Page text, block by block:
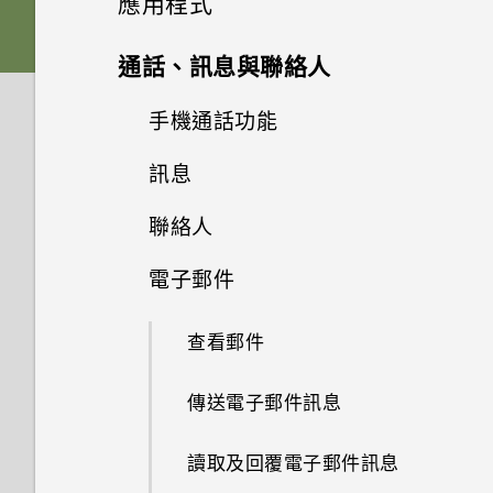
為何手機會自動關機？
手機異常過熱或溫度過高時該怎
麼辦？
為何？
如何查看手機內建的記憶體容量
式？
相片看起來模糊不清嗎？以下有
如何在郵件應用程式內登入我的
強制關閉？
如何知道我是否在手機上安裝了
惡意的第三方應用程式？
Google 相簿擁有與 HTC 相片
集一樣的功能嗎？
如何設定預設的簡訊應用程式？
如何顯示執行中應用程式的清
如何在手機與電腦之間複製檔
案？
我之前曾使用 HTC 備份。為何
如何讓 HTC Sync Manager 辨
識出我的手機？
電源與充電
如何節省電池電力？
手機無法開機時該怎麼做？
機？
如果手機不斷重新啟動或無法開
無線與網路
手機能在找不到 Wi-Fi 或訊號
太弱時自動切換至行動網路嗎？
如何將手機的網際網路連線分享
國家的本國網路內使用？
我透過藍牙傳送了一些檔案到電
音效與顯示
我認為麥克風壞了。我該怎麼
做？
能否變更手機上系統的字型樣式
聲？
儲存空間
如何將檔案與資料夾複製或移到
記憶卡？
如何檢視 USB 隨身碟內的檔案
與資料夾？
我將記憶卡格式化以作為內部儲
速度太慢的訊息。為什麼？
安全性
觸碰指紋辨識器為何無法喚醒手
為何無法用我的指紋將螢幕解
通話與 SIM 卡
我能將 Micro SIM 卡剪小為
設定與其他
如何找出手機的 IMEI/MEID 和
螢幕鍵盤有哪些改變
音效
完全個人專屬
Boost+
Android 6.0 Marshmallow
軟體與應用程式更新
Nano SIM 卡
SD 卡
為電池充電
切換手機開關
選擇要連線到 4G LTE 網路的
SIM 卡
動作手勢
觸控手勢
開啟應用程式
分享內容
切換最近使用的應用程式
休眠模式
從先前的 HTC 手機還原
從Android手機傳輸內容
從 iPhone 傳輸內容的方式
透過iCloud傳送iPhone內容
取得聯絡人及其他內容的其他方
片及音樂
使用快速設定
鈴聲、通知音效和鬧鐘
何謂 HTC 主題？
選擇主畫面桌面
新增主畫面小工具
新增主畫面捷徑
使用貼圖作為應用程式捷徑
分類小工具面板和啟動列上的應
相機應用程式如何拍攝 RAW 相
片？
手動調整相機設定
拍攝 RAW 相片
相機畫面
選擇拍攝模式
Google 相簿
Google 相簿功能介紹
檢視相片及影片
編輯相片
HTC BlinkFeed
何謂 HTC BlinkFeed？
開啟或關閉 HTC BlinkFeed
餐廳推薦
張貼到社交網路
從 HTC BlinkFeed 移除內容
在 HTC BlinkFeed 上新增內容
其他應用程式
使用時鐘
查看氣象
錄音
收聽 FM 收音機
通話、訊息與聯絡人
手機通話功能
使用智慧搜尋撥號
使用語音撥打電話
訊息
刪除訊息和對話
傳送簡訊 (SMS)
傳送多媒體訊息 (MMS)
傳送群組訊息
繼續撰寫訊息草稿
聯絡人
聯絡人清單
設定個人檔案
新增新的聯絡人
編輯聯絡人的資訊
電子郵件
查看郵件
傳送電子郵件訊息
讀取及回覆電子郵件訊息